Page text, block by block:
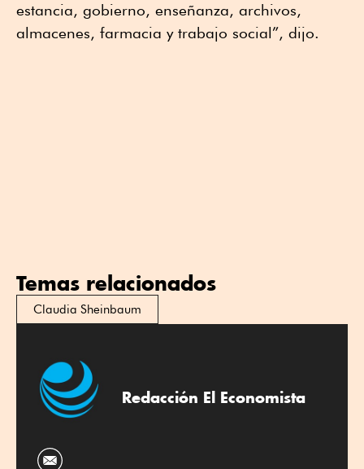
estancia, gobierno, enseñanza, archivos,
almacenes, farmacia y trabajo social”, dijo.
Temas relacionados
Claudia Sheinbaum
Redacción El Economista